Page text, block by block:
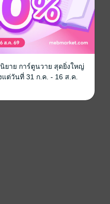
ยาย การ์ตูนวาย สุดยิ่งใหญ่
ต่วันที่ 31 ก.ค. - 16 ส.ค.